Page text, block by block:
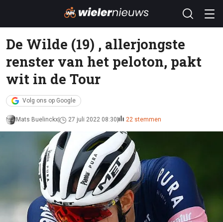
De Wilde (19) , allerjongste
renster van het peloton, pakt
wit in de Tour
Volg ons op Google
Mats Buelinckx 27 juli 2022 08:30 22 stemmen